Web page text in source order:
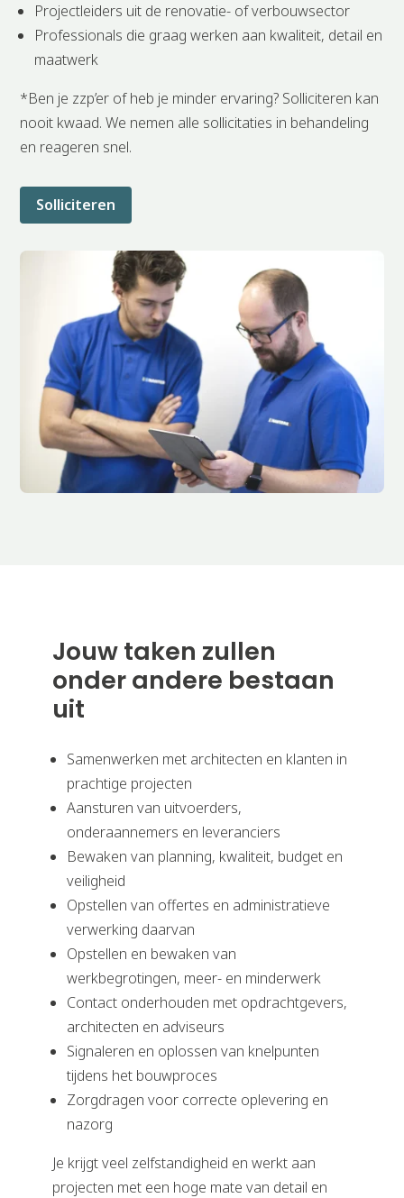
Projectleiders uit de renovatie- of verbouwsector
Professionals die graag werken aan kwaliteit, detail en
maatwerk
*Ben je zzp’er of heb je minder ervaring? Solliciteren kan
nooit kwaad. We nemen alle sollicitaties in behandeling
en reageren snel.
Solliciteren
Jouw taken zullen
onder andere bestaan
uit
Samenwerken met architecten en klanten in
prachtige projecten
Aansturen van uitvoerders,
onderaannemers en leveranciers
Bewaken van planning, kwaliteit, budget en
veiligheid
Opstellen van offertes en administratieve
verwerking daarvan
Opstellen en bewaken van
werkbegrotingen, meer- en minderwerk
Contact onderhouden met opdrachtgevers,
architecten en adviseurs
Signaleren en oplossen van knelpunten
tijdens het bouwproces
Zorgdragen voor correcte oplevering en
nazorg
Je krijgt veel zelfstandigheid en werkt aan
projecten met een hoge mate van detail en